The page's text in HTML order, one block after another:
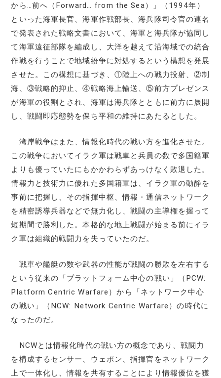
から…前へ（Forward… from the Sea）」（1994年）
といった海軍長官、海軍作戦部長、海兵隊司令官の連名
で発表された戦略文書において、海軍と海兵隊が協同し
て海軍遠征部隊を編成し、大洋を越えて沿海域での統合
作戦を行うことで地域紛争に対処するという構想を発展
させた。この構想に基づき、①陸上への戦力投射、②制
海、③戦略的抑止、④戦略海上輸送、⑤前方プレゼンス
が海軍の役割とされ、海軍は海兵隊とともに前方に展開
し、戦闘即応態勢を保ち平和の維持にあたるとした。
湾岸戦争はまた、情報化時代の戦い方を進化させた。
この戦争においてイラク軍は戦車と兵員の数で多国籍軍
よりも優っていたにもかかわらずあっけなく敗退した。
情報力と技術力に優れた多国籍軍は、イラク軍の動静を
事前に把握し、その指揮中枢、情報・通信ネットワーク
を精密誘導兵器などで無力化し、戦闘の主導権を握って
短期間で勝利した。本格的な地上戦闘が始まる前にイラ
ク軍は組織的戦闘力を失っていたのだ。
戦車や艦艇の数や武器の性能が戦闘の勝敗を左右する
という従来の「プラットフォーム中心の戦い」（PCW:
Platform Centric Warfare）から「ネットワーク中心
の戦い」（NCW: Network Centric Warfare）の時代に
なったのだ。
NCWとは情報化時代の戦い方の概念であり、戦闘力
を構成するセンサー、ウェポン、指揮官をネットワーク
上で一体化し、情報を共有することにより情報優位を獲